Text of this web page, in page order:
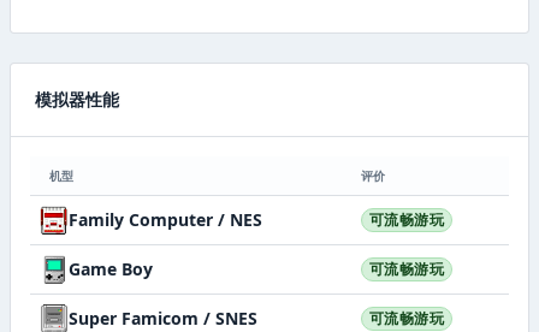
模拟器性能
机型 评价
Family Computer / NES 可流畅游玩
Game Boy 可流畅游玩
Super Famicom / SNES 可流畅游玩